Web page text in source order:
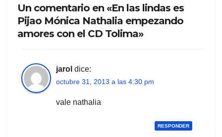
Un comentario en «En las lindas es
Pijao Mónica Nathalia empezando
amores con el CD Tolima»
jarol dice:
octubre 31, 2013 a las 4:30 pm
vale nathalia
RESPONDER